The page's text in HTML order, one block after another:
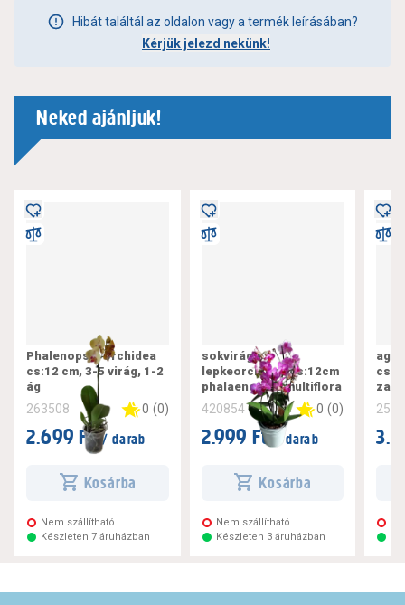
Hibát találtál az oldalon vagy a termék leírásában?
Kérjük jelezd nekünk!
Neked ajánljuk!
Phalenopsis orchidea
cs:12 cm, 3-5 virág, 1-2
ág
263508 0 (0)
2.699 Ft / darab
Kosárba
Nem szállítható
Készleten 7 áruházban
sokvirágú
lepkeorchidea cs:12cm
phalaenopsis multiflora
420854 0 (0)
2.999 Ft / darab
Kosárba
Nem szállítható
Készleten 3 áruházban